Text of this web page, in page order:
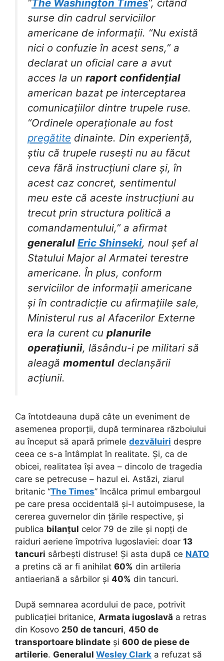
“The Washington Times“, citând
surse din cadrul serviciilor
americane de informații. “Nu există
nici o confuzie în acest sens,” a
declarat un oficial care a avut
acces la un raport confidențial
american bazat pe interceptarea
comunicațiilor dintre trupele ruse.
“Ordinele operaționale au fost
pregătite dinainte. Din experiență,
știu că trupele rusești nu au făcut
ceva fără instrucțiuni clare și, în
acest caz concret, sentimentul
meu este că aceste instrucțiuni au
trecut prin structura politică a
comandamentului,” a afirmat
generalul Eric Shinseki, noul șef al
Statului Major al Armatei terestre
americane. În plus, conform
serviciilor de informații americane
și în contradicție cu afirmațiile sale,
Ministerul rus al Afacerilor Externe
era la curent cu planurile
operațiunii, lăsându-i pe militari să
aleagă momentul declanșării
acțiunii.
Ca întotdeauna după câte un eveniment de
asemenea proporții, după terminarea războiului
au început să apară primele dezvăluiri despre
ceea ce s-a întâmplat în realitate. Și, ca de
obicei, realitatea își avea – dincolo de tragedia
care se petrecuse – hazul ei. Astăzi, ziarul
britanic “The Times” încălca primul embargoul
pe care presa occidentală și-l autoimpusese, la
cererea guvernelor din țările respective, și
publica bilanțul celor 79 de zile și nopți de
raiduri aeriene împotriva Iugoslaviei: doar 13
tancuri sârbești distruse! Și asta după ce NATO
a pretins că ar fi anihilat 60% din artileria
antiaeriană a sârbilor și 40% din tancuri.
După semnarea acordului de pace, potrivit
publicației britanice, Armata iugoslavă a retras
din Kosovo 250 de tancuri, 450 de
transportoare blindate și 600 de piese de
artilerie. Generalul Wesley Clark a refuzat să